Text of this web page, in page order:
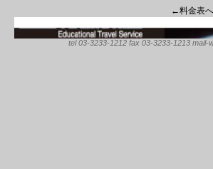
←料金表
tel 03-3233-1212 fax 03-3233-1213